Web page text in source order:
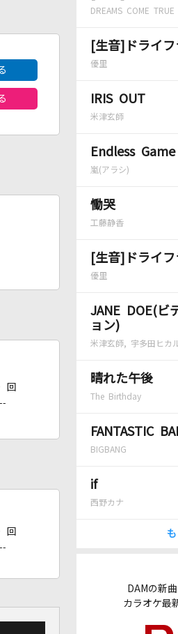
DREAMS COME TRUE
[生音]ドライフ
優里
IRIS OUT
米津玄師
Endless Game
嵐(アラシ)
慟哭
工藤静香
[生音]ドライフ
優里
JANE DOE(ビ
ョン)
米津玄師, 宇多田ヒカ
晴れた午後
The Birthday
FANTASTIC
BIGBANG
if
西野カナ
DAMの新
カラオケ最
回
回